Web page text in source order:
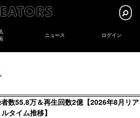
ニュース ログイン
数55.8万＆再生回数2億【2026年8月リア
ルタイム推移】